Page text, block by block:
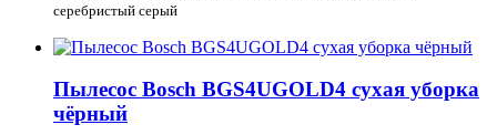
серебристый серый
Пылесос Bosch BGS4UGOLD4 сухая уборка
чёрный